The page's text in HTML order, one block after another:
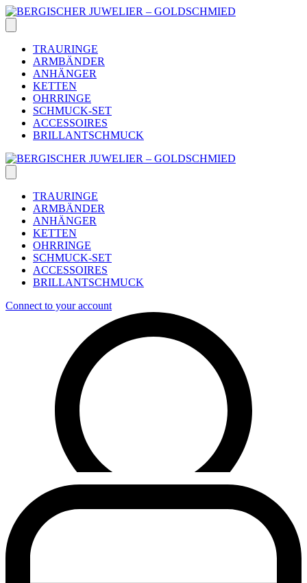
Skip
to
content
TRAURINGE
ARMBÄNDER
ANHÄNGER
KETTEN
OHRRINGE
SCHMUCK-SET
ACCESSOIRES
BRILLANTSCHMUCK
TRAURINGE
ARMBÄNDER
ANHÄNGER
KETTEN
OHRRINGE
SCHMUCK-SET
ACCESSOIRES
BRILLANTSCHMUCK
Connect to your account